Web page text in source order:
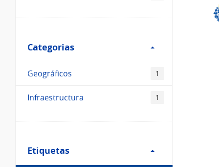
Categorias
Categorias
Geográficos 1
Infraestructura 1
Etiquetas
Etiquetas